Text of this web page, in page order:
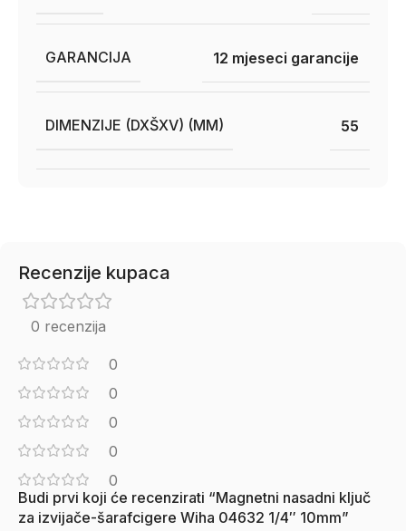
GARANCIJA 12 mjeseci garancije
DIMENZIJE (DXŠXV) (MM) 55
Recenzije kupaca
0 recenzija
0
0
0
0
0
Budi prvi koji će recenzirati “Magnetni nasadni ključ
za izvijače-šarafcigere Wiha 04632 1/4″ 10mm”